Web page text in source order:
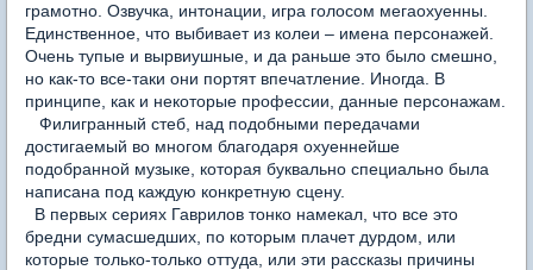
грамотно. Озвучка, интонации, игра голосом мегаохуенны.
Единственное, что выбивает из колеи – имена персонажей.
Очень тупые и вырвиушные, и да раньше это было смешно,
но как-то все-таки они портят впечатление. Иногда. В
принципе, как и некоторые профессии, данные персонажам.
Филигранный стеб, над подобными передачами
достигаемый во многом благодаря охуеннейше
подобранной музыке, которая буквально специально была
написана под каждую конкретную сцену.
В первых сериях Гаврилов тонко намекал, что все это
бредни сумасшедших, по которым плачет дурдом, или
которые только-только оттуда, или эти рассказы причины